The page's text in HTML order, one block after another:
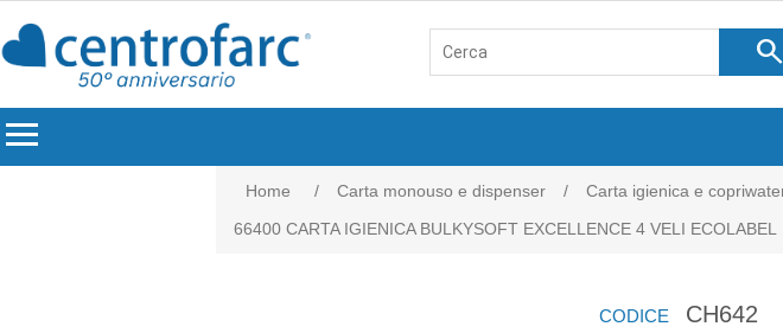
search
menu
Home / Carta monouso e dispenser / Carta igienica e
66400 CARTA IGIENICA BULKYSOFT EXCELLENCE 4 VELI ECOLABEL
CODICE CH642